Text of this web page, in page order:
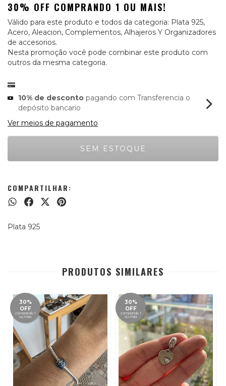
30% OFF COMPRANDO 1 OU MAIS!
Válido para este produto e todos da categoria: Plata 925,
Acero, Aleacion, Complementos, Alhajeros Y Organizadores
de accesorios.
Nesta promoção você pode combinar este produto com
outros da mesma categoria.
10% de desconto pagando com Transferencia o
depósito bancario
Ver meios de pagamento
COMPARTILHAR:
Plata 925
PRODUTOS SIMILARES
30%
OFF
comprando 1
ou mais
30%
OFF
comprando 1
ou mais